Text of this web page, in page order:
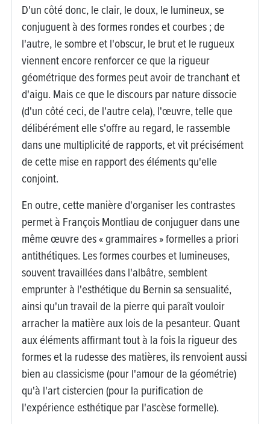
D'un côté donc, le clair, le doux, le lumineux, se
conjuguent à des formes rondes et courbes ; de
l'autre, le sombre et l'obscur, le brut et le rugueux
viennent encore renforcer ce que la rigueur
géométrique des formes peut avoir de tranchant et
d'aigu. Mais ce que le discours par nature dissocie
(d'un côté ceci, de l'autre cela), l'œuvre, telle que
délibérément elle s'offre au regard, le rassemble
dans une multiplicité de rapports, et vit précisément
de cette mise en rapport des éléments qu'elle
conjoint.
En outre, cette manière d'organiser les contrastes
permet à François Montliau de conjuguer dans une
même œuvre des « grammaires » formelles a priori
antithétiques. Les formes courbes et lumineuses,
souvent travaillées dans l'albâtre, semblent
emprunter à l'esthétique du Bernin sa sensualité,
ainsi qu'un travail de la pierre qui paraît vouloir
arracher la matière aux lois de la pesanteur. Quant
aux éléments affirmant tout à la fois la rigueur des
formes et la rudesse des matières, ils renvoient aussi
bien au classicisme (pour l'amour de la géométrie)
qu'à l'art cistercien (pour la purification de
l'expérience esthétique par l'ascèse formelle).